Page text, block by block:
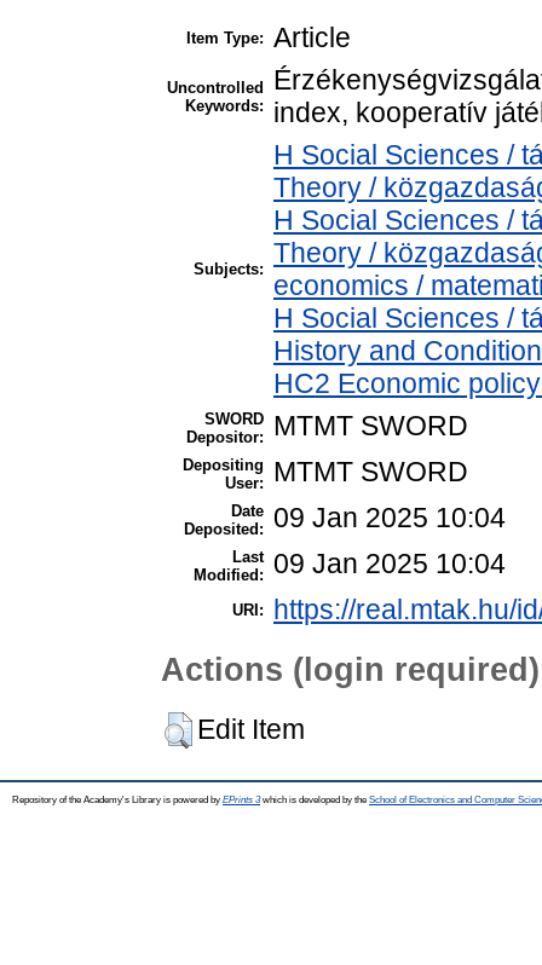
Item Type: Article
Uncontrolled
Keywords:
index, kooperatív
Subjects:
H Social Sciences /
Theory /
H Social Sciences /
Theory /
economics /
H Social Sciences /
History and
HC2 Economic
SWORD
Depositor:
MTMT SWORD
Depositing
User:
MTMT SWORD
Date
Deposited:
09 Jan 2025 10:04
Last
Modified:
09 Jan 2025 10:04
URI: https://real.mtak.hu/
Actions (login required)
Edit Item
Repository of the Academy's Library is powered by EPrints 3which is developed by the School of Electronics and Computer